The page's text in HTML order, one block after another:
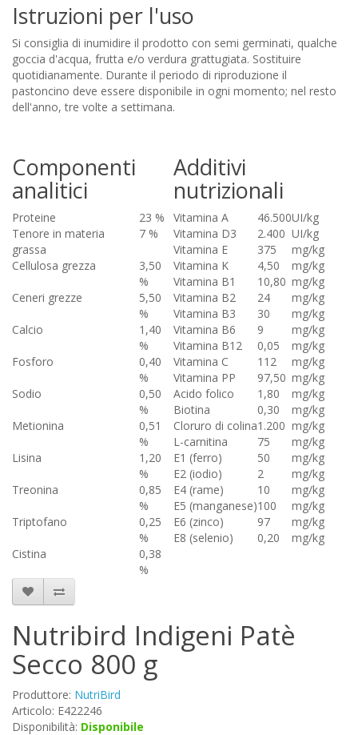
Istruzioni per l'uso
Si consiglia di inumidire il prodotto con semi germinati, qualche
goccia d'acqua, frutta e/o verdura grattugiata. Sostituire
quotidianamente. Durante il periodo di riproduzione il
pastoncino deve essere disponibile in ogni momento; nel resto
dell'anno, tre volte a settimana.
Componenti
analitici
Proteine
23 %
Tenore in materia
grassa
7 %
Cellulosa grezza
3,50
%
Ceneri grezze
5,50
%
Calcio
1,40
%
Fosforo
0,40
%
Sodio
0,50
%
Metionina
0,51
%
Lisina
1,20
%
Treonina
0,85
%
Triptofano
0,25
%
Cistina
0,38
%
Additivi
nutrizionali
Vitamina A 46.500UI/kg
Vitamina D3
2.400 UI/kg
Vitamina E
375
mg/kg
Vitamina K
4,50
mg/kg
Vitamina B1
10,80 mg/kg
Vitamina B2
24
mg/kg
Vitamina B3
30
mg/kg
Vitamina B6
9
mg/kg
Vitamina B12
0,05
mg/kg
Vitamina C
112
mg/kg
Vitamina PP
97,50 mg/kg
Acido folico
1,80
mg/kg
Biotina
0,30
mg/kg
Cloruro di colina1.200 mg/kg
L-carnitina
75
mg/kg
E1 (ferro)
50
mg/kg
E2 (iodio)
2
mg/kg
E4 (rame)
10
mg/kg
E5 (manganese)100
mg/kg
E6 (zinco)
97
mg/kg
E8 (selenio)
0,20 mg/kg
Nutribird Indigeni Patè
Secco 800 g
Produttore: NutriBird
Articolo: E422246
Disponibilità: Disponibile